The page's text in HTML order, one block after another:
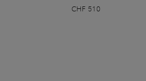
CHF 510